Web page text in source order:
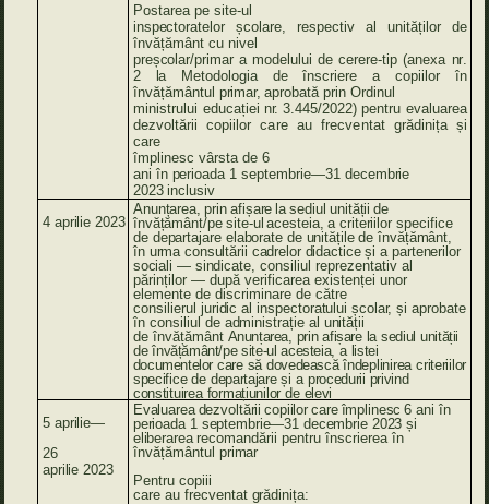
Postarea pesite-ul
inspectoratelorșcolare, respectival unităților
de
învățământ cu nivel
preșcolar/primara modeluluide cerere-tip (anexa nr.
2
la Metodologia deînscriere a copiilor în
învățământul primar, aprobatăprin Ordinul
ministrului educației nr. 3.445/2022) pentru evaluarea
dezvoltării copiilor careau frecventat grădinița și
care
împlinesc vârstade 6
ani în perioada1 septembrie—31 decembrie
2023 inclusiv
4aprilie 2023
Anunțarea, prin afișare la sediul unității de
învățământ/pe site-ul acesteia, a criteriilor specifice
de departajare elaborate de unitățile de învățământ,
în urma consultării cadrelor didactice și apartenerilor
sociali — sindicate, consiliul reprezentativ al
părinților — după verificarea existenței unor
elemente de discriminare de către
consilierul juridic al inspectoratului școlar, și aprobate
în consiliulde administrație al unității
deînvățământ Anunțarea, prin afișare la sediul unității
de învățământ/pe site-ul acesteia, a listei
documentelor care să dovedească îndeplinirea criteriilor
specifice de departajare și aprocedurii privind
constituirea formațiunilor de elevi
5aprilie—
26
aprilie 2023
Evaluarea dezvoltării copiilor care împlinesc 6ani în
perioada1 septembrie—31 decembrie 2023 și
eliberarearecomandăriipentru înscrierea în
învățământul primar
Pentru copiii
careaufrecventatgrădinița: